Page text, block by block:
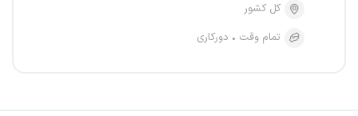
کل کشور
تمام وقت
دورکاری